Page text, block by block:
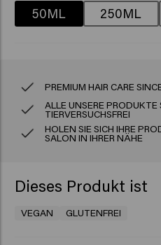
50ML 250ML
PREMIUM HAIR CARE
ALLE UNSERE PRODUKTE
TIERVERSUCHSFREI
HOLEN SIE SICH IHRE
SALON IN IHRER NÄHE
Dieses Produkt ist
VEGAN GLUTENFREI